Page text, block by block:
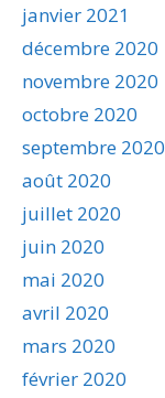
janvier 2021
décembre 2020
novembre 2020
octobre 2020
septembre 2020
août 2020
juillet 2020
juin 2020
mai 2020
avril 2020
mars 2020
février 2020